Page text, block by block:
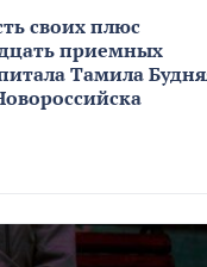
своих плюс
приемных
Тамила